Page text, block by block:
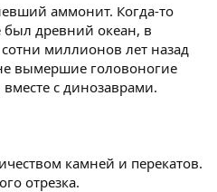
аммонит. Когда-то
был древний океан, в
миллионов лет назад
вымершие головоногие
с динозаврами.
камней и перекатов.
отрезка.